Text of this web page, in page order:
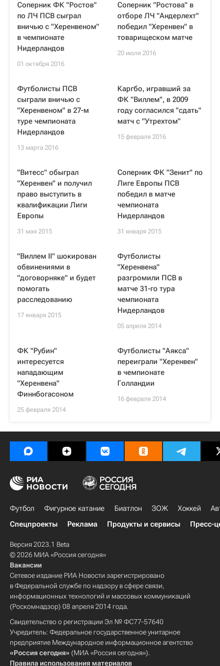
Соперник ФК "Ростов"
по ЛЧ ПСВ сыграл
вничью с "Херенвеном"
в чемпионате
Нидерландов
01 октября 2016
Соперник "Ростова" в
отборе ЛЧ "Андерлехт"
победил "Херенвен" в
товарищеском матче
20 июля 2016
Футболисты ПСВ
сыграли вничью с
"Херенвеном" в 27-м
туре чемпионата
Нидерландов
13 марта 2016
Каргбо, игравший за
ФК "Виллем", в 2009
году согласился "сдать"
матч с "Утрехтом"
15 февраля 2016
"Витесс" обыграл
"Херенвен" и получил
право выступить в
квалификации Лиги
Европы
31 мая 2015
Соперник ФК "Зенит" по
Лиге Европы ПСВ
победил в матче
чемпионата
Нидерландов
31 января 2015
"Виллем II" шокирован
обвинениями в
"договорняке" и будет
помогать
расследованию
17 января 2015
Футболисты
"Херенвена"
разгромили ПСВ в
матче 31-го тура
чемпионата
Нидерландов
05 апреля 2014
ФК "Рубин"
интересуется
нападающим
"Херенвена"
Финнбогасоном
25 февраля 2014
Футболисты "Аякса"
переиграли "Херенвен"
в чемпионате
Голландии
16 февраля 2014
Футбол Фигурное катание Биатлон ЗОЖ Хоккей
Спецпроекты
Реклама Продукты и сервисы Пресс-
Версия 2023.1 Beta
© 2026 МИА «Россия сегодня»
Вакансии
Сетевое издание РИА Новости зарегистрировано
в Федеральной службе по надзору в сфере связи,
информационных технологий и массовых коммуникаций
(Роскомнадзор) 08 апреля 2014 года.
Свидетельство о регистрации Эл № ФС77-57640
Учредитель: Федеральное государственное унитарное
предприятие Международное информационное агентство
«Россия сегодня» (МИА «Россия сегодня»).
Правила использования материалов